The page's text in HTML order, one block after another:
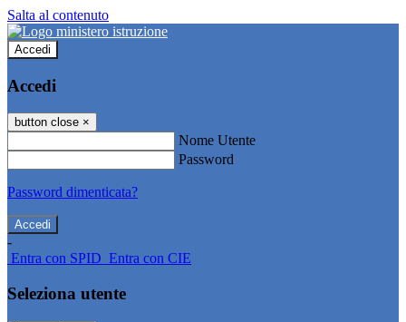
Salta al contenuto
Accedi
Accedi
button close ×
Nome Utente
Password
Password dimenticata?
-
Entra con SPID Entra con CIE
Seleziona utente